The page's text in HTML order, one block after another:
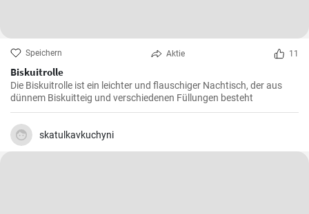
Speichern Aktie 11
Biskuitrolle
Die Biskuitrolle ist ein leichter und flauschiger Nachtisch, der aus
dünnem Biskuitteig und verschiedenen Füllungen besteht
skatulkavkuchyni